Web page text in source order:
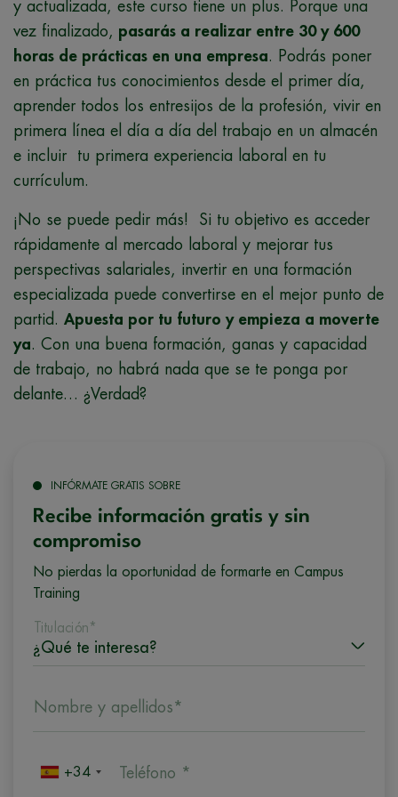
y actualizada, este curso tiene un plus. Porque una
vez finalizado, pasarás a realizar entre 30 y 600
horas de prácticas en una empresa. Podrás poner
en práctica tus conocimientos desde el primer día,
aprender todos los entresijos de la profesión, vivir en
primera línea el día a día del trabajo en un almacén
e incluir tu primera experiencia laboral en tu
currículum.
¡No se puede pedir más! Si tu objetivo es acceder
rápidamente al mercado laboral y mejorar tus
perspectivas salariales, invertir en una formación
especializada puede convertirse en el mejor punto de
partid. Apuesta por tu futuro y empieza a moverte
ya. Con una buena formación, ganas y capacidad
de trabajo, no habrá nada que se te ponga por
delante… ¿Verdad?
INFÓRMATE GRATIS SOBRE
Recibe información gratis y sin
compromiso
No pierdas la oportunidad de formarte en Campus
Training
Titulación*
Nombre y apellidos*
+34 Teléfono *